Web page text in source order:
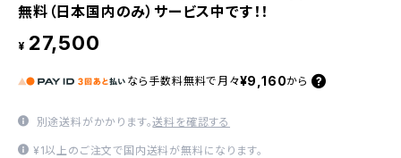
無料（日本国内のみ）サービス中です！！
¥ 27,500
なら 手数料無料で 月々¥9,160から
別途送料がかかります。送料を確認する
¥1以上のご注文で国内送料が無料になります。